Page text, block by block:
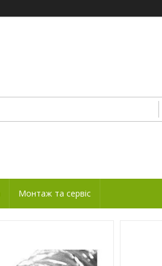
Монтаж та сервіс